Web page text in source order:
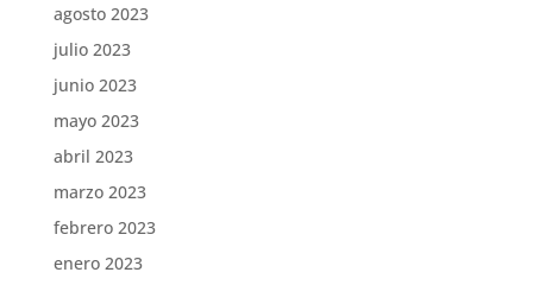
agosto 2023
julio 2023
junio 2023
mayo 2023
abril 2023
marzo 2023
febrero 2023
enero 2023